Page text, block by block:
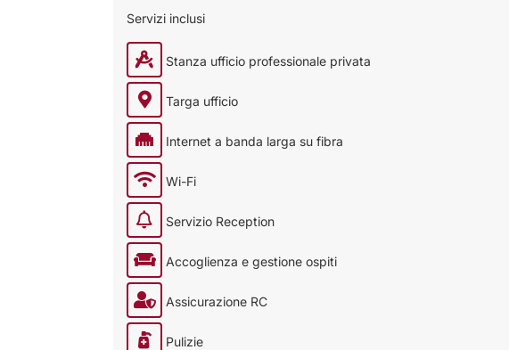
Servizi inclusi
Stanza ufficio professionale privata
Targa ufficio
Internet a banda larga su fibra
Wi-Fi
Servizio Reception
Accoglienza e gestione ospiti
Assicurazione RC
Pulizie